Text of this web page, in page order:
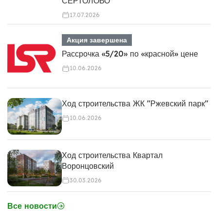
17.07.2026
Акция завершена
Рассрочка «5/20» по «красной» цене
10.06.2026
Ход строительства ЖК "Ржевский парк"
10.06.2026
Ход строительства Квартал
Воронцовский
30.03.2026
Все новости